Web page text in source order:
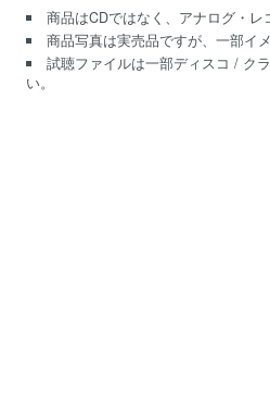
商品はCDではなく、アナログ・レ
商品写真は実売品ですが、一部イ
試聴ファイルは一部ディスコ / ク
い。